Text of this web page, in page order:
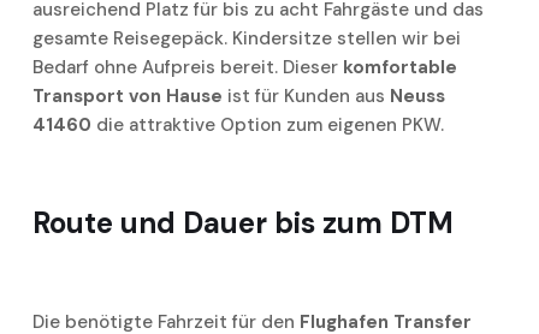
ausreichend Platz für bis zu acht Fahrgäste und das
gesamte Reisegepäck. Kindersitze stellen wir bei
Bedarf ohne Aufpreis bereit. Dieser komfortable
Transport von Hause ist für Kunden aus Neuss
41460 die attraktive Option zum eigenen PKW.
Route und Dauer bis zum DTM
Die benötigte Fahrzeit für den Flughafen Transfer